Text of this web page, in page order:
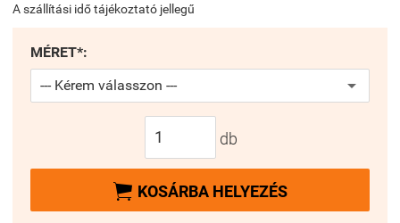
A szállítási idő tájékoztató jellegű
MÉRET*:
db
 KOSÁRBA HELYEZÉS